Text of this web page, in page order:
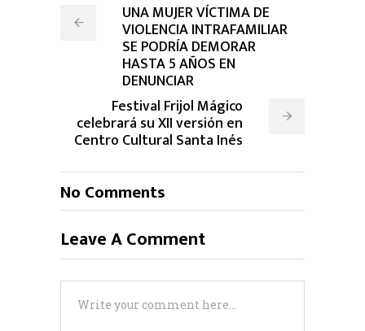
UNA MUJER VÍCTIMA DE
VIOLENCIA INTRAFAMILIAR
SE PODRÍA DEMORAR
HASTA 5 AÑOS EN
DENUNCIAR
Festival Frijol Mágico
celebrará su XII versión en
Centro Cultural Santa Inés
No Comments
Leave A Comment